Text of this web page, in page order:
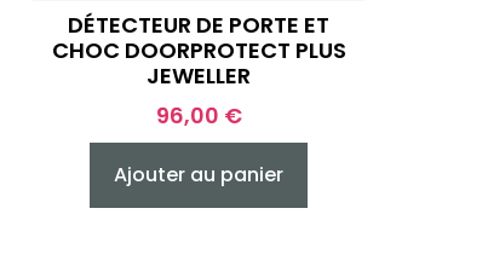
DÉTECTEUR DE PORTE ET
CHOC DOORPROTECT PLUS
JEWELLER
96,00 €
Ajouter au panier